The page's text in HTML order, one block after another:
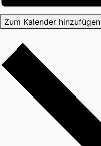
Zum Kalender hinzufügen